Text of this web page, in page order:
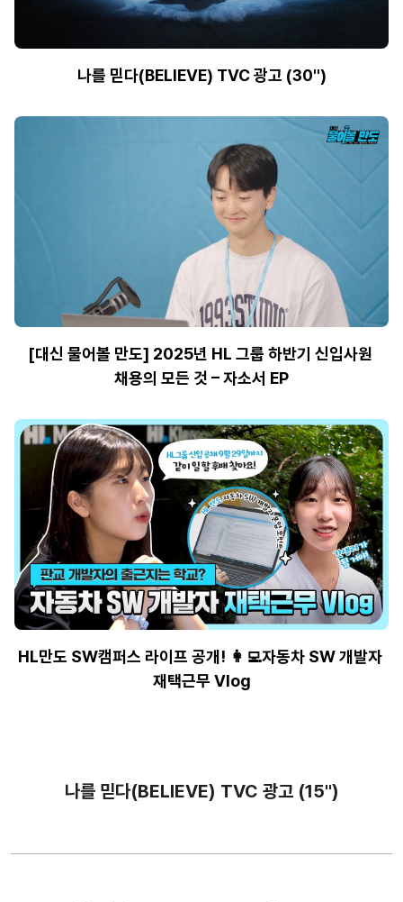
나를 믿다(BELIEVE) TVC 광고 (30'')
[대신 물어볼 만도] 2025년 HL 그룹 하반기 신입사원
채용의 모든 것 – 자소서 EP
HL만도 SW캠퍼스 라이프 공개! 👩‍💻자동차 SW 개발자
재택근무 Vlog
나를 믿다(BELIEVE) TVC 광고 (15'')